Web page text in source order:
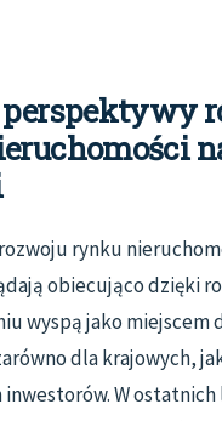
perspektywy
rynku
obiecująco dzięki
wyspą jako miejscem
dla krajowych,
inwestorów. W